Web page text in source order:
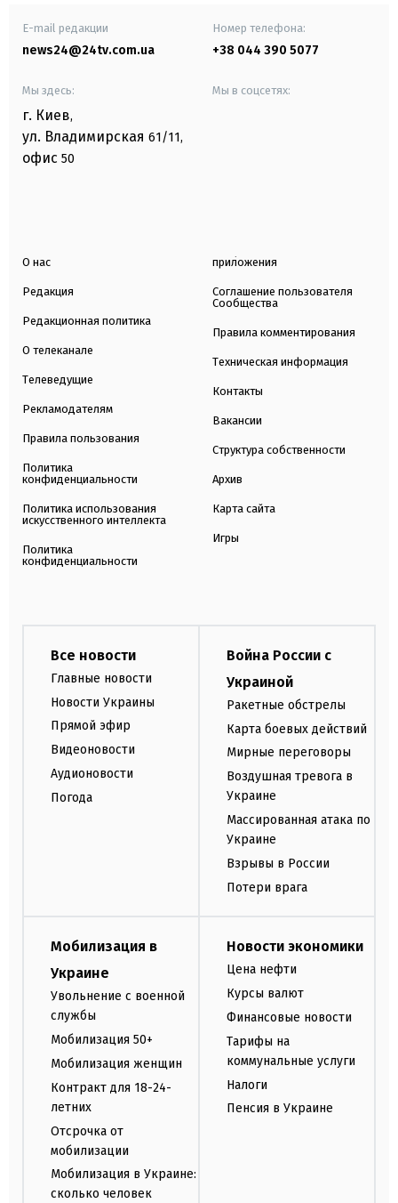
E-mail редакции
news24@24tv.com.ua
Номер телефона:
+38 044 390 5077
Мы здесь:
г. Киев,
ул. Владимирская 61/11,
офис 50
Мы в соцсетях:
О нас
Редакция
Редакционная политика
О телеканале
Телеведущие
Рекламодателям
Правила пользования
Политика
конфиденциальности
Политика использования
искусственного интеллекта
Политика
конфиденциальности
приложения
Соглашение пользователя
Сообщества
Правила комментирования
Техническая информация
Контакты
Вакансии
Структура собственности
Архив
Карта сайта
Игры
Все новости
Главные новости
Новости Украины
Прямой эфир
Видеоновости
Аудионовости
Погода
Война России с
Украиной
Ракетные обстрелы
Карта боевых действий
Мирные переговоры
Воздушная тревога в
Украине
Массированная атака по
Украине
Взрывы в России
Потери врага
Мобилизация в
Украине
Увольнение с военной
службы
Мобилизация 50+
Мобилизация женщин
Контракт для 18-24-
летних
Отсрочка от
мобилизации
Мобилизация в Украине:
сколько человек
Новости экономики
Цена нефти
Курсы валют
Финансовые новости
Тарифы на
коммунальные услуги
Налоги
Пенсия в Украине